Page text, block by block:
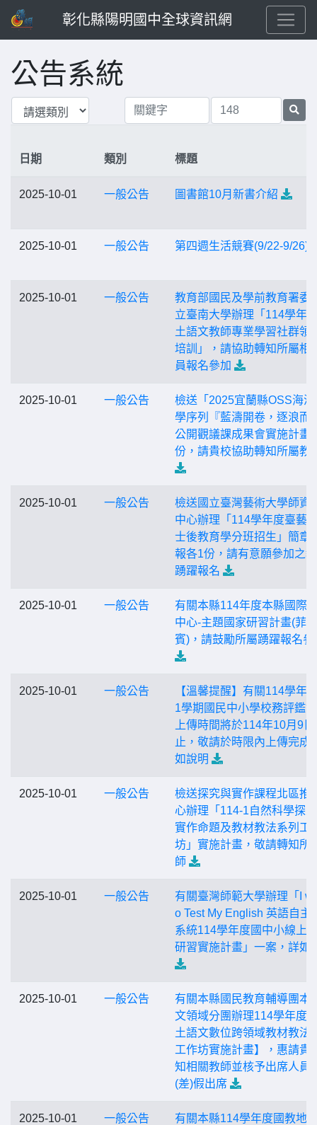
彰化縣陽明國中全球資訊網
公告系統
日期 類別 標題
2025-10-01 一般公告 圖書館10月新書介紹
2025-10-01 一般公告 第四週生活競賽(9/22-9/26)
2025-10-01 一般公告
教育部國民及學前教育署委
立臺南大學辦理「114學年
土語文教師專業學習社群領
培訓」，請協助轉知所屬相
員報名參加
2025-10-01 一般公告
檢送「2025宜蘭縣OSS海洋
學序列『藍濤開卷，逐浪而
公開觀議課成果會實施計畫
份，請貴校協助轉知所屬教
2025-10-01 一般公告
檢送國立臺灣藝術大學師資
中心辦理「114學年度臺藝
士後教育學分班招生」簡章
報各1份，請有意願參加之
踴躍報名
2025-10-01 一般公告
有關本縣114年度本縣國際
中心-主題國家研習計畫(菲律
賓)，請鼓勵所屬踴躍報名參
2025-10-01 一般公告
【溫馨提醒】有關114學年
1學期國民中小學校務評鑑
上傳時間將於114年10月9
止，敬請於時限內上傳完成
如說明
2025-10-01 一般公告
檢送探究與實作課程北區推
心辦理「114-1自然科學探
實作命題及教材教法系列工
坊」實施計畫，敬請轉知所
師
2025-10-01 一般公告
有關臺灣師範大學辦理「I
o Test My English 英語自主
系統114學年度國中小線上
研習實施計畫」一案，詳如
2025-10-01 一般公告
有關本縣國民教育輔導團本
文領域分團辦理114學年度
土語文數位跨領域教材教法
工作坊實施計畫】，惠請貴
知相關教師並核予出席人員
(差)假出席
2025-10-01 一般公告
有關本縣114學年度國教地